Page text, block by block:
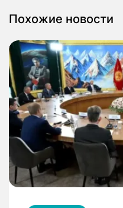
Похожие новости